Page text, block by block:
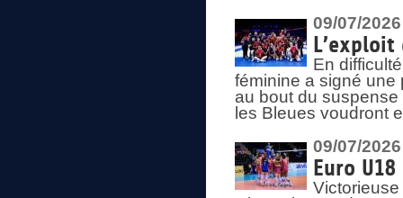
09/07/2026
En
féminine a signé une
au bout du
les Bleues voudront
09/07/2026
Euro